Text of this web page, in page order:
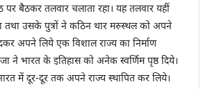
बैठकर तलवार चलाता रहा। यह तलवार यहीं
तथा उसके पुत्रों ने कठिन थार मरुस्थल को अपने
अपने लिये एक विशाल राज्य का निर्माण
ने भारत के इतिहास को अनेक स्वर्णिम पृष्ठ दिये।
में दूर-दूर तक अपने राज्य स्थापित कर लिये।